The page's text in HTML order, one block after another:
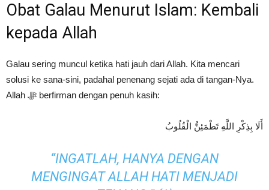
Obat Galau Menurut Islam: Kembali
kepada Allah
Galau sering muncul ketika hati jauh dari Allah. Kita mencari
solusi ke sana-sini, padahal penenang sejati ada di tangan-Nya.
Allah ﷻ berfirman dengan penuh kasih:
أَلَا بِذِكْرِ اللَّهِ تَطْمَئِنُّ الْقُلُوبُ
“INGATLAH, HANYA DENGAN
MENGINGAT ALLAH HATI MENJADI